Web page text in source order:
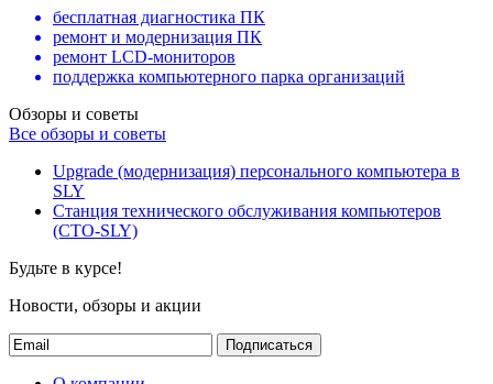
бесплатная диагностика ПК
ремонт и модернизация ПК
ремонт LCD-мониторов
поддержка компьютерного парка организаций
Обзоры и советы
Все обзоры и советы
Upgrade (модернизация) персонального компьютера в
SLY
Станция технического обслуживания компьютеров
(СТО-SLY)
Будьте в курсе!
Новости, обзоры и акции
Подписаться